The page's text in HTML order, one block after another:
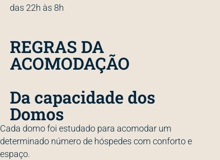
das 22h às 8h
REGRAS DA
ACOMODAÇÃO
Da capacidade dos
Domos
Cada domo foi estudado para acomodar um
determinado número de hóspedes com conforto e
espaço.